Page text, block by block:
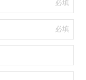
必填
必填